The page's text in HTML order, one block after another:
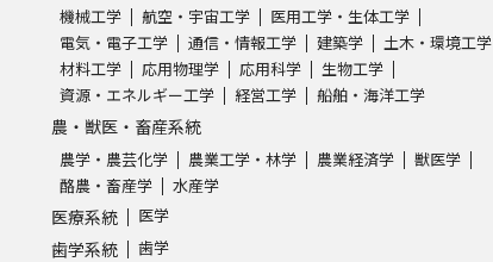
機械工学 航空・宇宙工学
医用工学・生体工学
電気・電子工学
通信・情報工学 建築学
土木・環境工学
材料工学
応用物理学 応用科学
生物工学
資源・エネルギー工学
経営工学 船舶・海洋工学
農・獣医・畜産系統
農学・農芸化学 農業工学・林学 農業経済学
獣医学
酪農・畜産学
水産学
医療系統 医学
歯学系統 歯学